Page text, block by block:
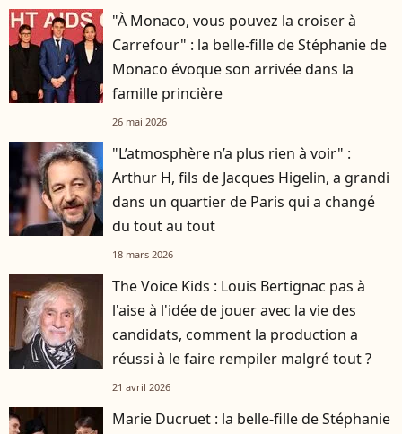
"À Monaco, vous pouvez la croiser à
Carrefour" : la belle-fille de Stéphanie de
Monaco évoque son arrivée dans la
famille princière
26 mai 2026
"L’atmosphère n’a plus rien à voir" :
Arthur H, fils de Jacques Higelin, a grandi
dans un quartier de Paris qui a changé
du tout au tout
18 mars 2026
The Voice Kids : Louis Bertignac pas à
l'aise à l'idée de jouer avec la vie des
candidats, comment la production a
réussi à le faire rempiler malgré tout ?
21 avril 2026
Marie Ducruet : la belle-fille de Stéphanie